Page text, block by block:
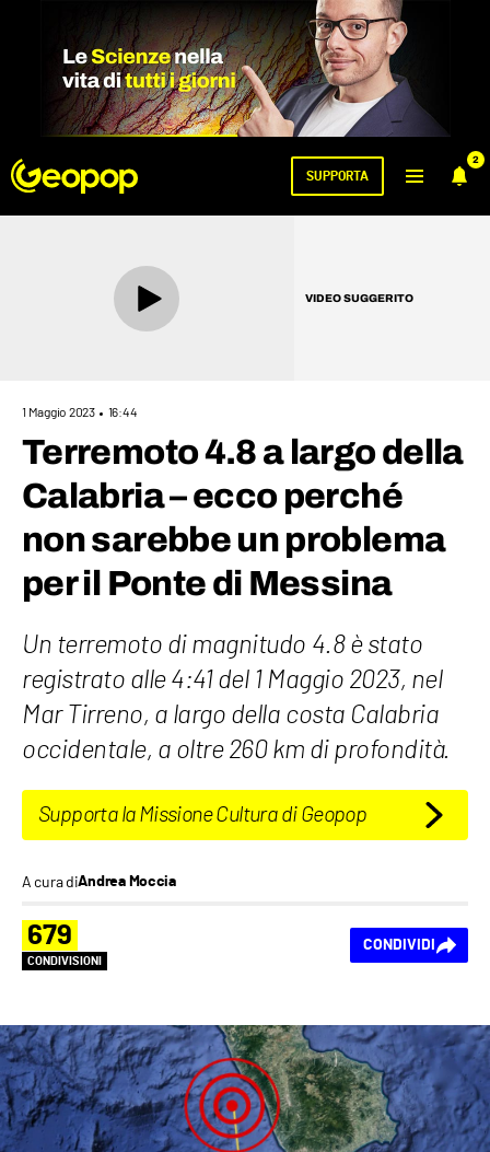
2
SUPPORTA
VIDEO SUGGERITO
1 Maggio 2023 16:44
Terremoto 4.8 a largo della
Calabria – ecco perché
non sarebbe un problema
per il Ponte di Messina
Un terremoto di magnitudo 4.8 è stato
registrato alle 4:41 del 1 Maggio 2023, nel
Mar Tirreno, a largo della costa Calabria
occidentale, a oltre 260 km di profondità.
Supporta la Missione Cultura di Geopop
A cura diAndrea Moccia
679
CONDIVISIONI
CONDIVIDI